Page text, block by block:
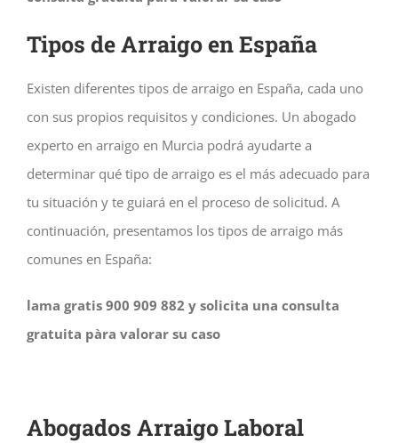
Tipos de Arraigo en España
Existen diferentes tipos de arraigo en España, cada uno
con sus propios requisitos y condiciones. Un abogado
experto en arraigo en Murcia podrá ayudarte a
determinar qué tipo de arraigo es el más adecuado para
tu situación y te guiará en el proceso de solicitud. A
continuación, presentamos los tipos de arraigo más
comunes en España:
lama gratis 900 909 882 y solicita una consulta
gratuita pàra valorar su caso
Abogados Arraigo Laboral